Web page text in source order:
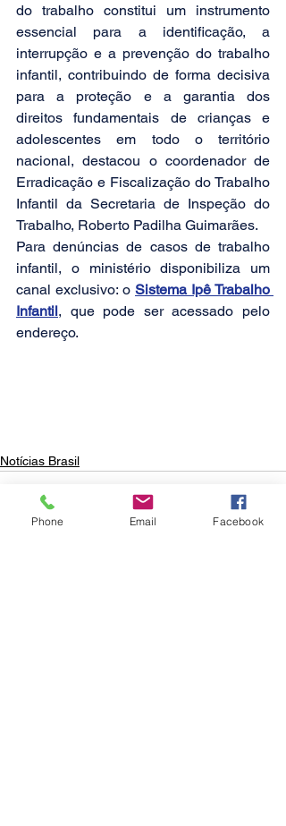
do trabalho constitui um instrumento
essencial para a identificação, a
interrupção e a prevenção do trabalho
infantil, contribuindo de forma decisiva
para a proteção e a garantia dos
direitos fundamentais de crianças e
adolescentes em todo o território
nacional, destacou o coordenador de
Erradicação e Fiscalização do Trabalho
Infantil da Secretaria de Inspeção do
Trabalho, Roberto Padilha Guimarães.
Para denúncias de casos de trabalho
infantil, o ministério disponibiliza um
canal exclusivo: o Sistema Ipê Trabalho
Infantil, que pode ser acessado pelo
endereço.
Notícias Brasil
Phone Email Facebook